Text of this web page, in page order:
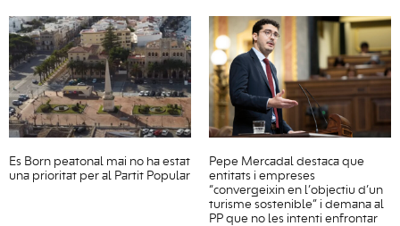
Es Born peatonal mai no ha estat
una prioritat per al Partit Popular
Pepe Mercadal destaca que
entitats i empreses
“convergeixin en l’objectiu d’un
turisme sostenible” i demana al
PP que no les intenti enfrontar